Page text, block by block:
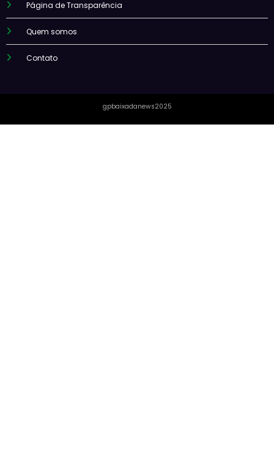
Página de Transparência
Quem somos
Contato
gpbaixadanews2025